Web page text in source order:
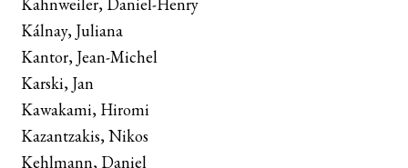
Kálnay, Juliana
Kantor, Jean-Michel
Karski, Jan
Kawakami, Hiromi
Kazantzakis, Nikos
Kehlmann, Daniel